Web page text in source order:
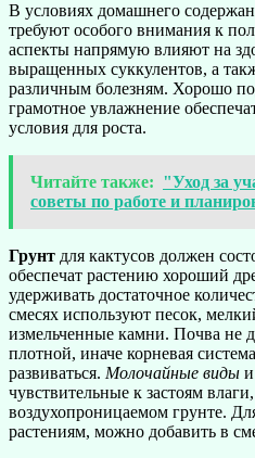
В условиях домашнего
требуют особого внимания к
аспекты напрямую влияют на
выращенных суккулентов, а
различным болезням. Хорошо
грамотное увлажнение
условия для роста.
Читайте также: "Уход за
советы по работе и
Грунт для кактусов должен
обеспечат растению хороший
удерживать достаточное
смесях используют песок,
измельченные камни. Почва не
плотной, иначе корневая
развиваться. Молочайные виды
чувствительные к застоям
воздухопроницаемом грунте.
растениям, можно добавить в